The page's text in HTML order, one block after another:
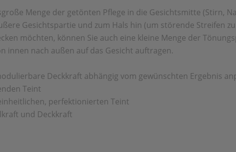
Menge der getönten Pflege in die Gesichtsmitte (Stirn,
Gesichtspartie und zum Hals hin (um störende Streifen
möchten, können Sie auch eine kleine Menge der
innen nach außen auf das Gesicht auftragen.
Deckkraft abhängig vom gewünschten Ergebnis
Teint
perfektionierten Teint
und Deckkraft